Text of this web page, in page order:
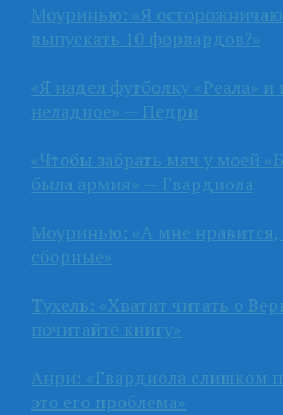
Моуринью: «Я
выпускать 10 форвардов?»
«Я надел футболку «Реала» и
неладное» — Педри
«Чтобы забрать мяч у моей
была армия» — Гвардиола
Моуринью: «А мне нравится,
сборные»
Тухель: «Хватит читать о
почитайте книгу»
Анри: «Гвардиола слишком
это его проблема»